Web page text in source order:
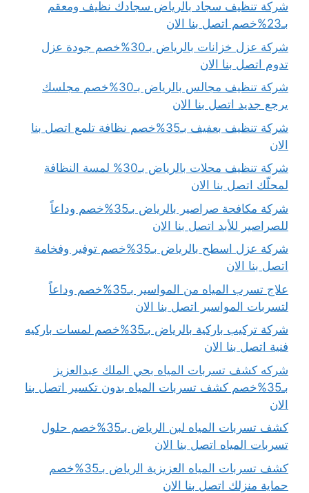
شركة تنظيف سجاد بالرياض سجادك نظيف ومعقم
بـ23%خصم اتصل بنا الان
شركة عزل خزانات بالرياض بـ30%خصم جودة عزل
تدوم اتصل بنا الان
شركة تنظيف مجالس بالرياض بـ30%خصم مجلسك
يرجع جديد اتصل بنا الان
شركة تنظيف بعفيف بـ35%خصم نظافة تلمع اتصل بنا
الان
شركة تنظيف محلات بالرياض بـ30% لمسة النظافة
لمحلّك اتصل بنا الان
شركة مكافحة صراصير بالرياض بـ35%خصم وداعاً
للصراصير للأبد اتصل بنا الان
شركة عزل اسطح بالرياض بـ35%خصم توفير وفخامة
اتصل بنا الان
علاج تسرب المياه من المواسير بـ35%خصم وداعاً
لتسربات المواسير اتصل بنا الان
شركة تركيب باركية بالرياض بـ35%خصم لمسات باركيه
فنية اتصل بنا الان
شركه كشف تسربات المياه بحي الملك عبدالعزيز
بـ35%خصم كشف تسربات المياه بدون تكسير اتصل بنا
الان
كشف تسربات المياه لبن الرياض بـ35%خصم حلول
تسربات المياه اتصل بنا الان
كشف تسربات المياه العزيزية الرياض بـ35%خصم
حماية منزلك اتصل بنا الان